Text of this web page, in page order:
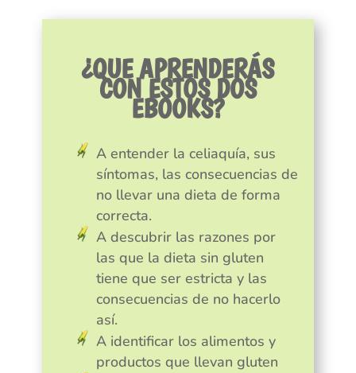
¿QUE APRENDERÁS
CON ESTOS DOS
EBOOKS?
A entender la celiaquía, sus
síntomas, las consecuencias de
no llevar una dieta de forma
correcta.
A descubrir las razones por
las que la dieta sin gluten
tiene que ser estricta y las
consecuencias de no hacerlo
así.
A identificar los alimentos y
productos que llevan gluten